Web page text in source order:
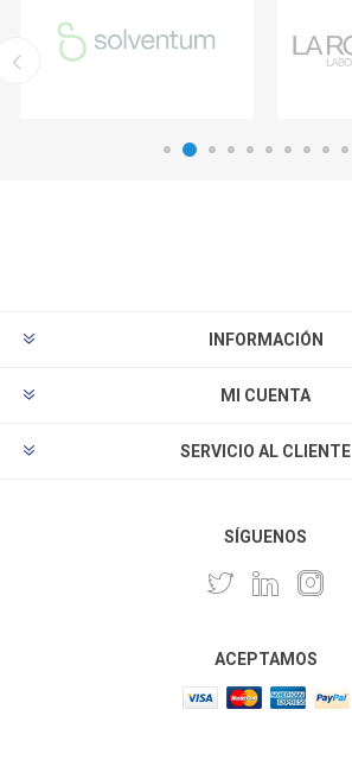
INFORMACIÓN
MI CUENTA
SERVICIO AL CLIENTE
SÍGUENOS
ACEPTAMOS